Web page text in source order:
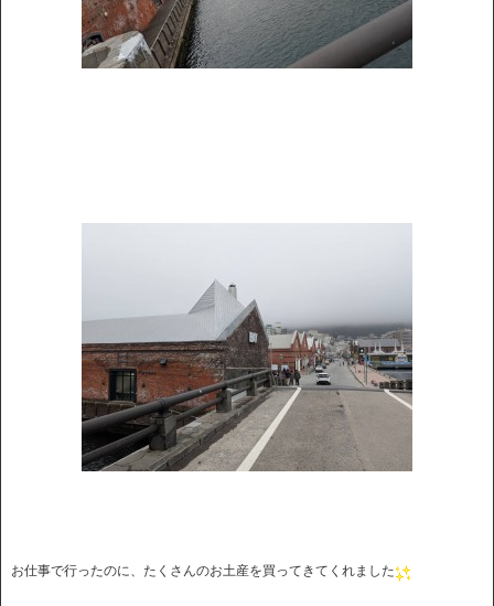
お仕事で行ったのに、たくさんのお土産を買ってきてくれました